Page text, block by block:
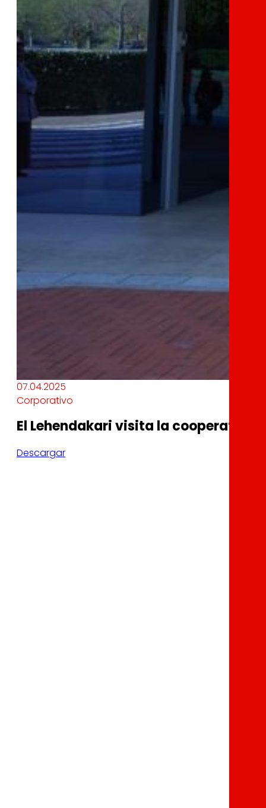
07.04.2025
Corporativo
El Lehendakari visita la cooperativa
Descargar